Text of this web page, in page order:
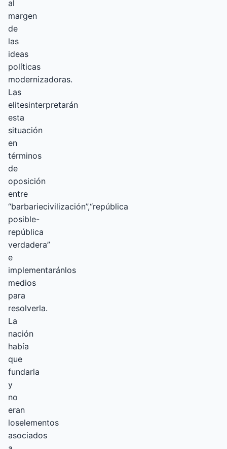
al
margen
de
las
ideas
políticas
modernizadoras.
Las
elitesinterpretarán
esta
situación
en
términos
de
oposición
entre
“barbariecivilización”,“república
posible-
república
verdadera”
e
implementaránlos
medios
para
resolverla.
La
nación
había
que
fundarla
y
no
eran
loselementos
asociados